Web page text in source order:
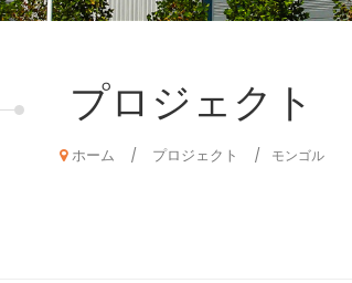
プロジェクト
ホーム / プロジェクト / モンゴル